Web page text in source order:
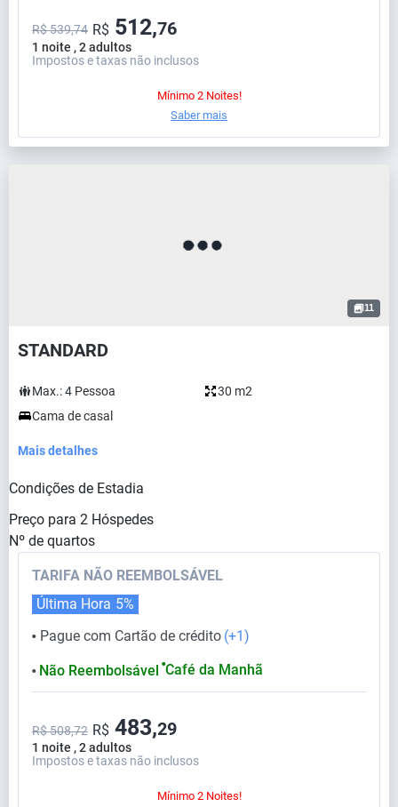
1 noite , 2 adultos
R$ 539,74 R$ 512,76
Impostos e taxas não inclusos
Mínimo 2 Noites!
Saber mais
11
STANDARD
Max.:4 Pessoa
30 m2
Cama de casal
Mais detalhes
Condições de Estadia
Preço para 2 Hóspedes
Nº de quartos
TARIFA NÃO REEMBOLSÁVEL
⬤ Pague com Cartão de crédito (+1)
Última Hora 5%
⬤ Não Reembolsável ⬤Café da Manhã
1 noite , 2 adultos
R$ 508,72 R$ 483,29
Impostos e taxas não inclusos
Mínimo 2 Noites!